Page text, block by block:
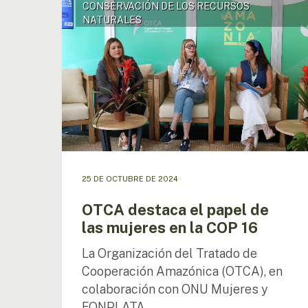
Presione enter para buscar o ESC para cerrar
destaca
el
las
mujeres
en
la
COP
16
CONSERVACIÓN DE LOS RECURSOS
NATURALES
25 DE OCTUBRE DE 2024
OTCA destaca el papel de
las mujeres en la COP 16
La Organización del Tratado de
Cooperación Amazónica (OTCA), en
colaboración con ONU Mujeres y